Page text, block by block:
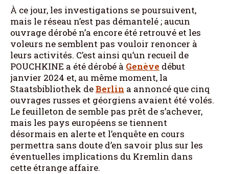
À ce jour, les investigations se poursuivent,
mais le réseau n’est pas démantelé ; aucun
ouvrage dérobé n’a encore été retrouvé et les
voleurs ne semblent pas vouloir renoncer à
leurs activités. C’est ainsi qu’un recueil de
POUCHKINE a été dérobé à Genève début
janvier 2024 et, au même moment, la
Staatsbibliothek deBerlin a annoncé que cinq
ouvrages russes et géorgiens avaient été volés.
Le feuilleton de semble pas prêt de s’achever,
mais les pays européens se tiennent
désormais en alerte et l’enquête en cours
permettra sans doute d’en savoir plus sur les
éventuelles implications du Kremlin dans
cette étrange affaire.